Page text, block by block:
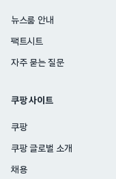
뉴스룸 안내
팩트시트
자주 묻는 질문
쿠팡 사이트
쿠팡
쿠팡 글로벌 소개
채용